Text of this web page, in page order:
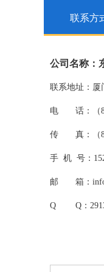
联系方
公司名称：
联系地址：厦
电 话：（86
传 真：（86
手 机 号：
邮 箱：
Q Q ：